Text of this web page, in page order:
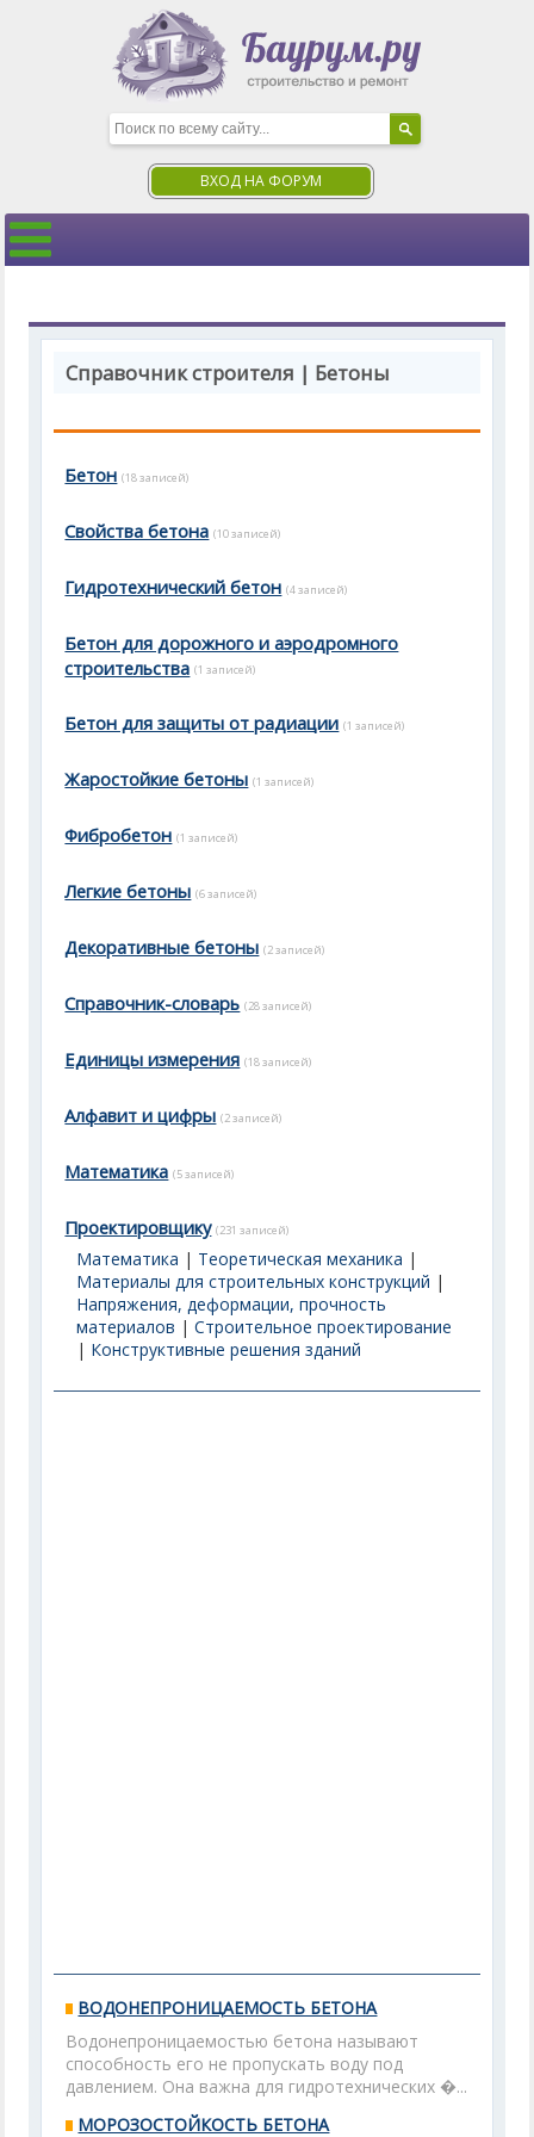
ВХОД НА ФОРУМ
Справочник строителя | Бетоны
Бетон (18 записей)
Свойства бетона (10 записей)
Гидротехнический бетон (4 записей)
Бетон для дорожного и аэродромного
строительства (1 записей)
Бетон для защиты от радиации (1 записей)
Жаростойкие бетоны (1 записей)
Фибробетон (1 записей)
Легкие бетоны (6 записей)
Декоративные бетоны (2 записей)
Справочник-словарь (28 записей)
Единицы измерения (18 записей)
Алфавит и цифры (2 записей)
Математика (5 записей)
Проектировщику (231 записей)
Математика | Теоретическая механика |
Материалы для строительных конструкций |
Напряжения, деформации, прочность
материалов |Строительное проектирование
| Конструктивные решения зданий
ВОДОНЕПРОНИЦАЕМОСТЬ БЕТОНА
Водонепроницаемостью бетона называют
способность его не пропускать воду под
давлением. Она важна для гидротехнических �...
МОРОЗОСТОЙКОСТЬ БЕТОНА